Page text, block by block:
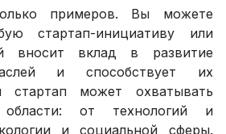
примеров. Вы можете
стартап-инициативу или
вносит вклад в развитие
и способствует их
стартап может охватывать
от технологий и
и социальной сферы.